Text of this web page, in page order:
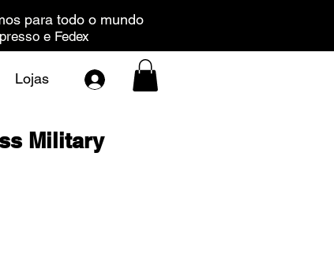
para todo o mundo
e Fedex
Lojas
Military